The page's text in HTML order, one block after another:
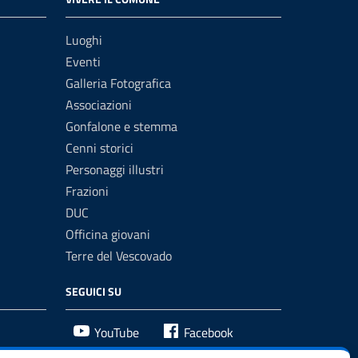
Luoghi
Eventi
Galleria Fotografica
Associazioni
Gonfalone e stemma
Cenni storici
Personaggi illustri
Frazioni
DUC
Officina giovani
Terre del Vescovado
SEGUICI SU
YouTube Facebook